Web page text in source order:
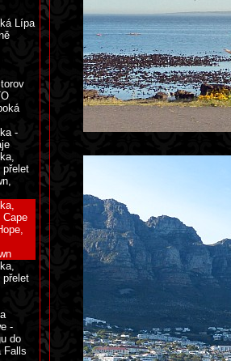
Lípa
-
přelet
Cape
přelet
-
do
Falls